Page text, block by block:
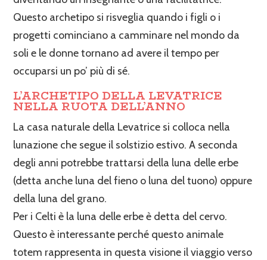
Questo archetipo si risveglia quando i figli o i
progetti cominciano a camminare nel mondo da
soli e le donne tornano ad avere il tempo per
occuparsi un po’ più di sé.
L’ARCHETIPO DELLA LEVATRICE
NELLA RUOTA DELL’ANNO
La casa naturale della Levatrice si colloca nella
lunazione che segue il solstizio estivo. A seconda
degli anni potrebbe trattarsi della luna delle erbe
(detta anche luna del fieno o luna del tuono) oppure
della luna del grano.
Per i Celti è la luna delle erbe è detta del cervo.
Questo è interessante perché questo animale
totem rappresenta in questa visione il viaggio verso